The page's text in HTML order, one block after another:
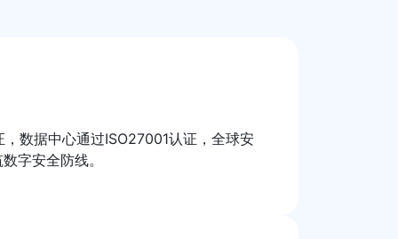
数据中心通过ISO27001认证，全球安
字安全防线。